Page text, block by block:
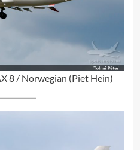
8 / Norwegian (Piet Hein)